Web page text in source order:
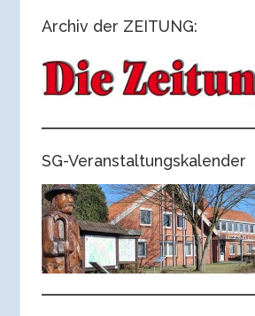
Archiv der ZEITUNG:
SG-Veranstaltungskalender